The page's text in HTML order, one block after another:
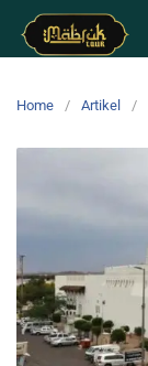
Home Artikel